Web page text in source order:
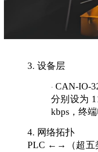
3. 设备层
· CAN-IO-
分别设为
kbps，终
4. 网络拓扑
PLC ←→（超五